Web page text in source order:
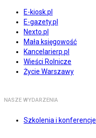
E-kiosk.pl
E-gazety.pl
Nexto.pl
Mała księgowość
Kancelarierp.pl
Wieści Rolnicze
Życie Warszawy
NASZE WYDARZENIA
Szkolenia i konferencje